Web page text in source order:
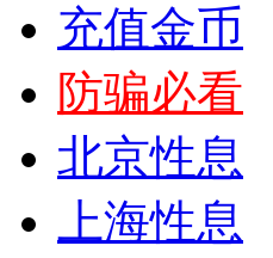
充值金币
防骗必看
北京性息
上海性息